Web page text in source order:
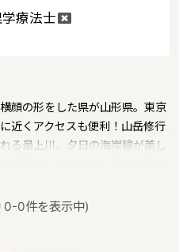
療法士
顔の形をした県が山形県。東京
近くアクセスも便利！山岳修行
る最上川、夕日の海岸線が美し
士就職準備金貸付事業というよ
います。山形県の人口は
0-0件を表示中)